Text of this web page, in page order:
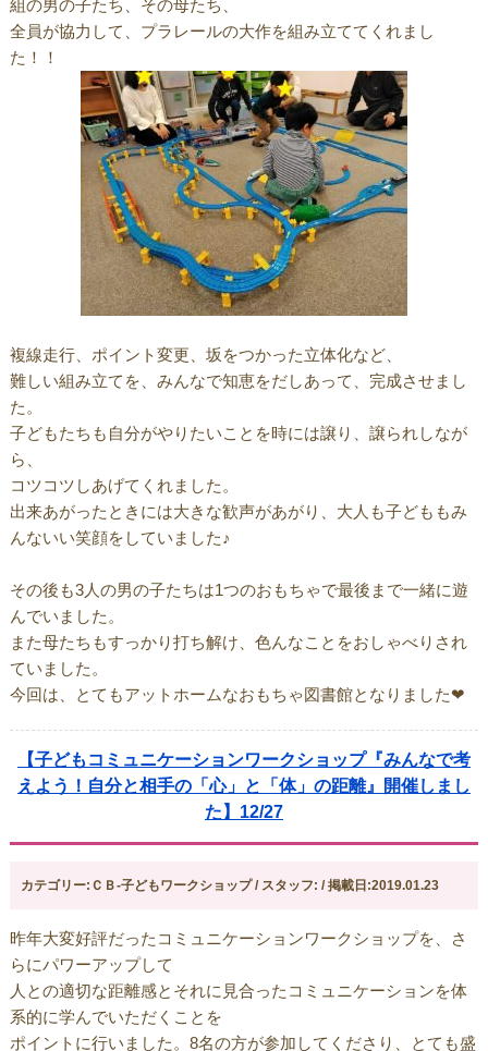
組の男の子たち、その母たち、
全員が協力して、プラレールの大作を組み立ててくれまし
た！！
複線走行、ポイント変更、坂をつかった立体化など、
難しい組み立てを、みんなで知恵をだしあって、完成させまし
た。
子どもたちも自分がやりたいことを時には譲り、譲られしなが
ら、
コツコツしあげてくれました。
出来あがったときには大きな歓声があがり、大人も子どももみ
んないい笑顔をしていました♪
その後も3人の男の子たちは1つのおもちゃで最後まで一緒に遊
んでいました。
また母たちもすっかり打ち解け、色んなことをおしゃべりされ
ていました。
今回は、とてもアットホームなおもちゃ図書館となりました❤
【子どもコミュニケーションワークショップ『みんなで考
えよう！自分と相手の「心」と「体」の距離』開催しまし
た】12/27
カテゴリー:ＣＢ-子どもワークショップ / スタッフ: / 掲載日:2019.01.23
昨年大変好評だったコミュニケーションワークショップを、さ
らにパワーアップして
人との適切な距離感とそれに見合ったコミュニケーションを体
系的に学んでいただくことを
ポイントに行いました。8名の方が参加してくださり、とても盛